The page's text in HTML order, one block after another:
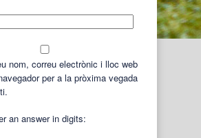
nom, correu electrònic i lloc web
per a la pròxima vegada
an answer in digits: